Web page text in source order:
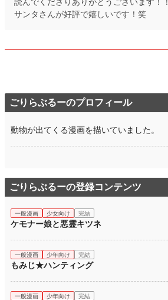
サンタさんが好評で嬉しいです！笑
ごりらぶるーのプロフィール
動物が出てくる漫画を描いていました。
ごりらぶるーの登録コンテンツ
一般漫画 少女向け 完結
ケモナー娘と悪霊キツネ
一般漫画 少年向け 完結
もみじ★ハンティング
一般漫画 少年向け 完結